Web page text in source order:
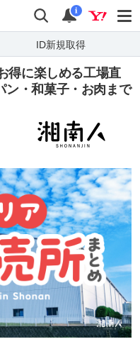
検索 通知
i
ID新規取得
得に楽しめる工場直
ン・和菓子・お肉まで